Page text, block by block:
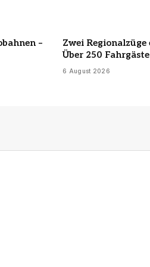
–
Zwei
Über 250
6 August 2026